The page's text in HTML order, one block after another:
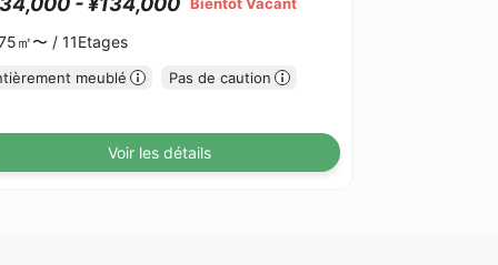
Bientôt Vacant
㎡〜 /11Etages
meublé Pas de caution
Voir les détails